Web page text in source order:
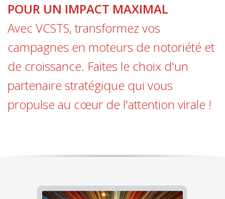
POUR UN IMPACT MAXIMAL
Avec VCSTS, transformez vos
campagnes en moteurs de notoriété et
de croissance. Faites le choix d'un
partenaire stratégique qui vous
propulse au cœur de l'attention virale !